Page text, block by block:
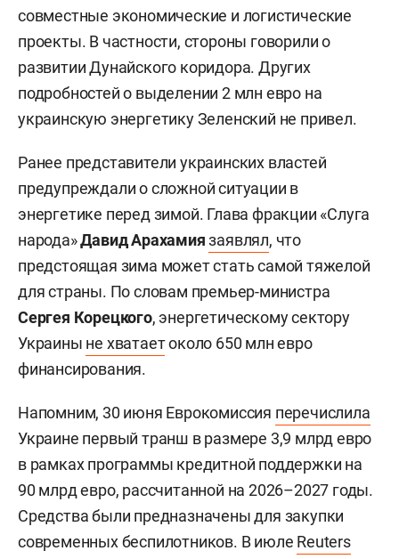
совместные экономические и логистические
проекты. В частности, стороны говорили о
развитии Дунайского коридора. Других
подробностей о выделении 2 млн евро на
украинскую энергетику Зеленский не привел.
Ранее представители украинских властей
предупреждали о сложной ситуации в
энергетике перед зимой. Глава фракции «Слуга
народа»Давид Арахамия заявлял, что
предстоящая зима может стать самой тяжелой
для страны. По словам премьер-министра
Сергея Корецкого, энергетическому сектору
Украины не хватаетоколо 650 млн евро
финансирования.
Напомним, 30 июня Еврокомиссия перечислила
Украине первый транш в размере 3,9 млрд евро
в рамках программы кредитной поддержки на
90 млрд евро, рассчитанной на 2026–2027 годы.
Средства были предназначены для закупки
современных беспилотников. В июле Reuters